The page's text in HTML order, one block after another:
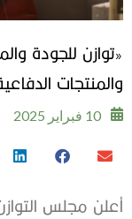
«توازن للجودة
والمنتجات
10 فبراير 2025
أعلن مجلس